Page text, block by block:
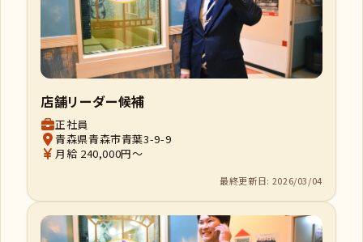
店舗リーダー候補
正社員
青森県青森市青葉3-9-9
月給 240,000円～
最終更新日: 2026/03/04